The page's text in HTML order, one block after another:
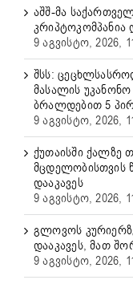
აშშ-მა
კრიპტოკომპანია
9 აგვისტო, 2026,
შსს:
მასალის უკანონო
ბრალდებით 5
9 აგვისტო, 2026,
ქუთაისში ქალზე
მცდელობისთვის
დააკავეს
9 აგვისტო, 2026,
გლოვოს
დააკავეს, მათ
9 აგვისტო, 2026,